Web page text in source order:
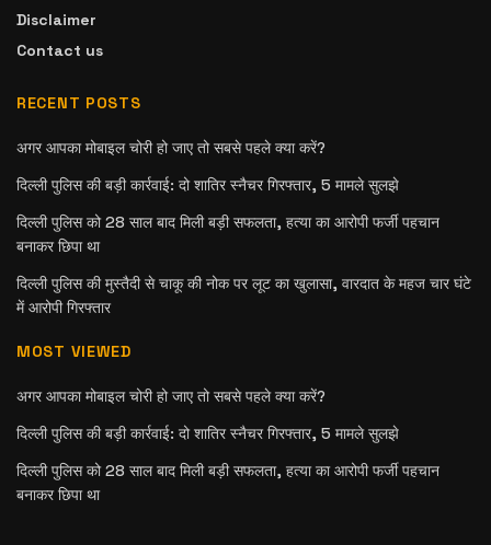
Disclaimer
Contact us
RECENT POSTS
अगर आपका मोबाइल चोरी हो जाए तो सबसे पहले क्या करें?
दिल्ली पुलिस की बड़ी कार्रवाई: दो शातिर स्नैचर गिरफ्तार, 5 मामले सुलझे
दिल्ली पुलिस को 28 साल बाद मिली बड़ी सफलता, हत्या का आरोपी फर्जी पहचान
बनाकर छिपा था
दिल्ली पुलिस की मुस्तैदी से चाकू की नोक पर लूट का खुलासा, वारदात के महज चार घंटे
में आरोपी गिरफ्तार
MOST VIEWED
अगर आपका मोबाइल चोरी हो जाए तो सबसे पहले क्या करें?
दिल्ली पुलिस की बड़ी कार्रवाई: दो शातिर स्नैचर गिरफ्तार, 5 मामले सुलझे
दिल्ली पुलिस को 28 साल बाद मिली बड़ी सफलता, हत्या का आरोपी फर्जी पहचान
बनाकर छिपा था